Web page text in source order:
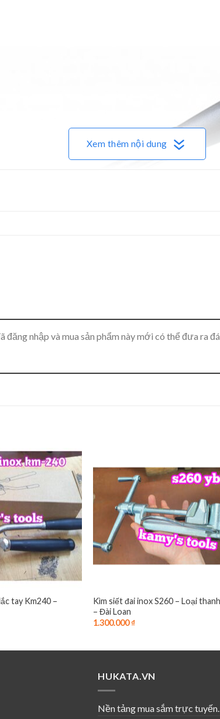
Xem thêm nội dung
đăng nhập và mua sản phẩm này mới có thể đưa ra
tay Km240 –
Kìm siết đai inox S260 – Loại
– Đài Loan
1.300.000₫
HUKATA.VN
Nền tảng mua sắm trực tuyến.